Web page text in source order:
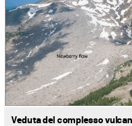
Veduta del complesso